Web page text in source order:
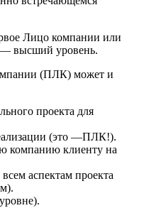
Лицо компании или
— высший уровень.
(ПЛК) может и
проекта для
(это —ПЛК!).
компанию клиенту на
аспектам проекта